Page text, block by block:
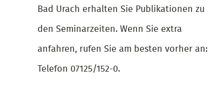
Bad Urach erhalten Sie Publikationen zu
den Seminarzeiten. Wenn Sie extra
anfahren, rufen Sie am besten vorher an:
Telefon 07125/152-0.